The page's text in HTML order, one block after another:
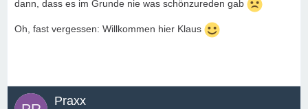
dann, dass es im Grunde nie was schönzureden gab
Oh, fast vergessen: Willkommen hier Klaus
Praxx